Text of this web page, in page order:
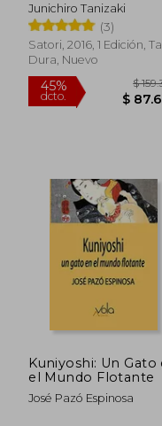
55%
dcto.
$
$
Junichiro Tanizaki
(3)
Satori, 2016, 1 Edición,
Dura, Nuevo
Kuniyoshi: Un Gato
el Mundo Flotante
José Pazó Espinosa